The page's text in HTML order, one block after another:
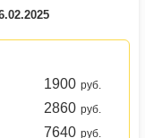
1900 руб.
2860 руб.
7640 руб.